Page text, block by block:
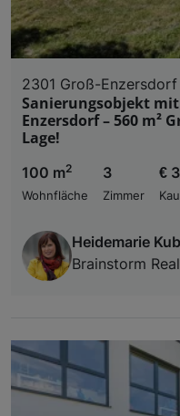
2301 Groß-Enzersdorf
Sanierungsobjekt
Enzersdorf – 560
Lage!
100 m2
Wohnfläche
3
Zimmer
€
Heidemarie
Brainstorm